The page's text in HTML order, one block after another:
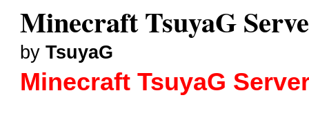
Minecraft TsuyaG
byTsuyaG
Minecraft TsuyaG